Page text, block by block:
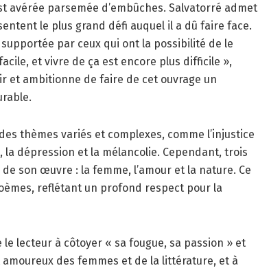
avérée parsemée d’embûches. Salvatorré admet
le plus grand défi auquel il a dû faire face.
par ceux qui ont la possibilité de le
et vivre de ça est encore plus difficile »,
et ambitionne de faire de cet ouvrage un
thèmes variés et complexes, comme l’injustice
la dépression et la mélancolie. Cependant, trois
son œuvre : la femme, l’amour et la nature. Ce
reflétant un profond respect pour la
le lecteur à côtoyer « sa fougue, sa passion » et
des femmes et de la littérature, et à